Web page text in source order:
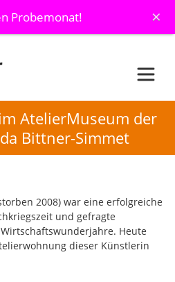
Probemonat! ×
im AtelierMuseum der
Bittner-Simmet
2008) war eine erfolgreiche
und gefragte
Heute
dieser Künstlerin